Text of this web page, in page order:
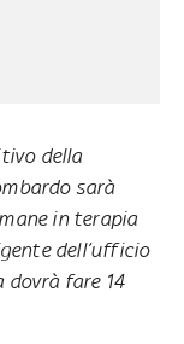
della
sarà
in terapia
dell’ufficio
dovrà fare 14